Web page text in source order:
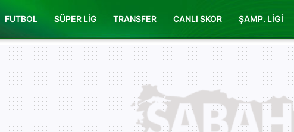
FUTBOL SÜPER LİG TRANSFER CANLI SKOR ŞAMP. LİGİ